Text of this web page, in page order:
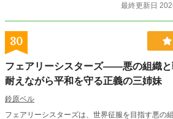
最終更新日
30
フェアリーシスターズ――悪の組織と
耐えながら平和を守る正義の三姉妹
鈴原ベル
フェアリーシスターズは、世界征服を目指す悪の